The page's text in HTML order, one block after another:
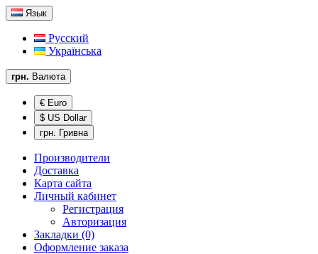
Язык
Русский
Українська
грн. Валюта
€ Euro
$ US Dollar
грн. Гривна
Производители
Доставка
Карта сайта
Личный кабинет
Регистрация
Авторизация
Закладки (0)
Оформление заказа